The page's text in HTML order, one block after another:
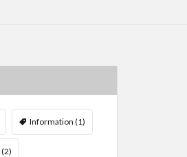
Information (1)
(2)